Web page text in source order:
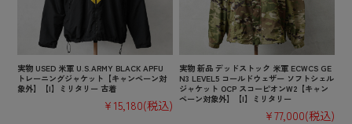
実物 USED 米軍 U.S.ARMY BLACK APFU
トレーニングジャケット【キャンペーン対
象外】【I】ミリタリー 古着
¥15,180(税込)
実物 新品 デッドストック 米軍 ECWCS GE
N3 LEVEL5 コールドウェザー ソフトシェル
ジャケット OCP スコーピオンW2【キャン
ペーン対象外】【I】ミリタリー
¥77,000(税込)